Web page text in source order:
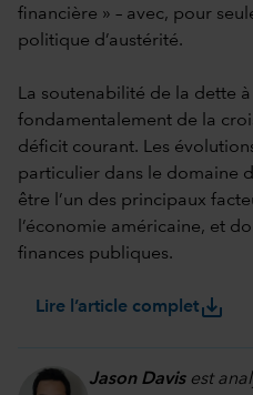
financière » – avec, pour
politique d’austérité.
La soutenabilité de la dette
fondamentalement de la
déficit courant. Les
particulier dans le domaine
être l’un des principaux
l’économie américaine, et
finances publiques.
Lire l’article completsave_alt
Jason Davis est